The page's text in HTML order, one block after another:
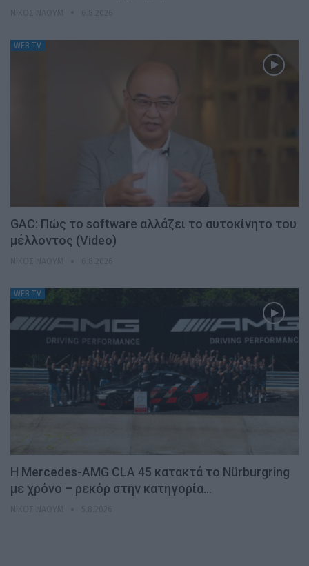
WEB TV
GAC: Πώς το software αλλάζει το αυτοκίνητο του
μέλλοντος (Video)
WEB TV
Η Mercedes-AMG CLA 45 κατακτά το Nürburgring
με χρόνο – ρεκόρ στην κατηγορία…